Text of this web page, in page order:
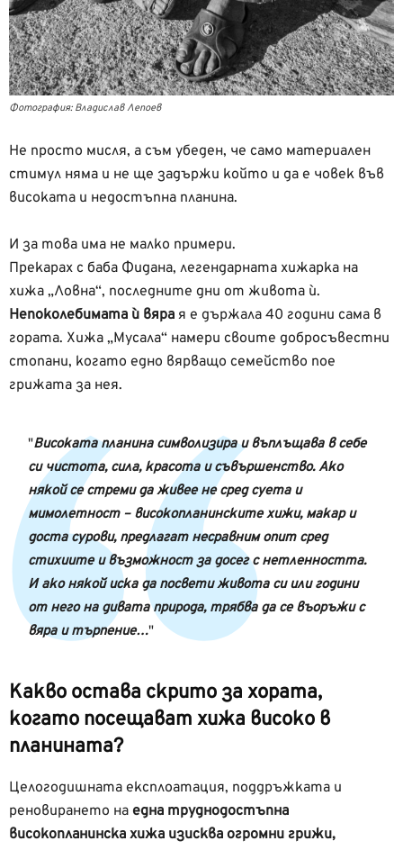
Фотография: Владислав Лепоев
Не просто мисля, а съм убеден, че само материален
стимул няма и не ще задържи който и да е човек във
високата и недостъпна планина.
И за това има не малко примери.
Прекарах с баба Фидана, легендарната хижарка на
хижа „Ловна“, последните дни от живота ѝ.
Непоколебимата ѝ вяра я е държала 40 години сама в
гората. Хижа „Мусала“ намери своите добросъвестни
стопани, когато едно вярващо семейство пое
грижата за нея.
Високата планина символизира и въплъщава в себе
си чистота, сила, красота и съвършенство. Ако
някой се стреми да живее не сред суета и
мимолетност – високопланинските хижи, макар и
доста сурови, предлагат несравним опит сред
стихиите и възможност за досег с нетленността.
И ако някой иска да посвети живота си или години
от него на дивата природа, трябва да се въоръжи с
вяра и търпение…
Какво остава скрито за хората,
когато посещават хижа високо в
планината?
Целогодишната експлоатация, поддръжката и
реновирането на една труднодостъпна
високопланинска хижа изисква огромни грижи,